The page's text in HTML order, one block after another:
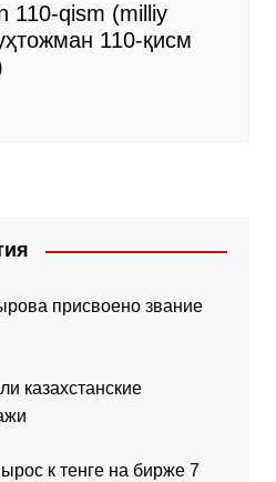
110-qism (milliy
110-қисм
присвоено звание
казахстанские
к тенге на бирже 7